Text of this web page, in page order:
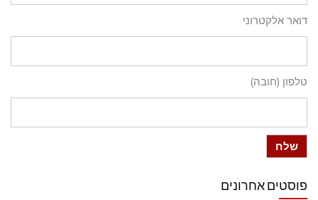
דואר אלקטרוני
טלפון (חובה)
פוסטים אחרונים